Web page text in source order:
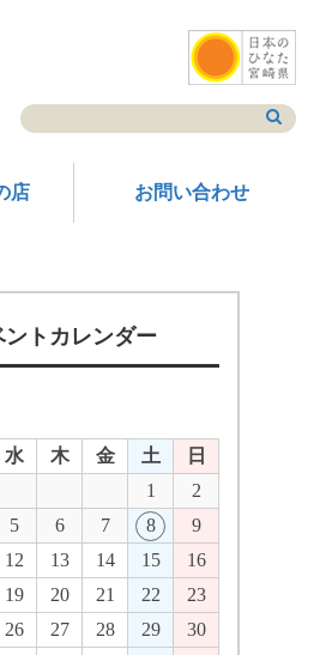
店 お問い合わせ
ントカレンダー
水 木 金 土
日
1
2
5 6 7 8
9
12 13 14 15
16
19 20 21 22
23
26 27 28 29
30